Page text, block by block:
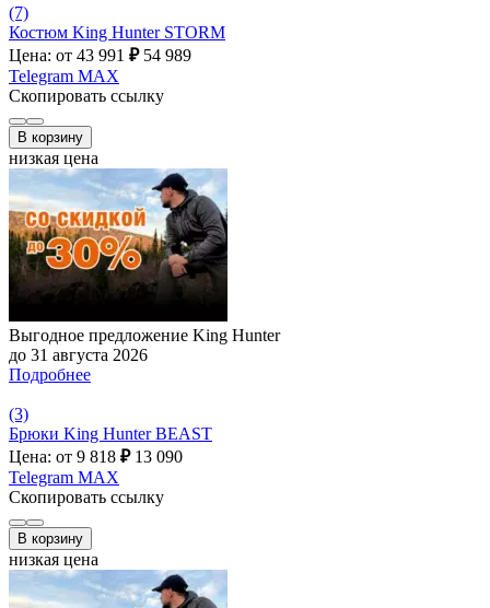
(7)
Костюм King Hunter STORM
Цена: от 43 991 ₽ 54 989
Telegram MAX
Скопировать ссылку
В корзину
низкая цена
Выгодное предложение King Hunter
до 31 августа 2026
Подробнее
(3)
Брюки King Hunter BEAST
Цена: от 9 818 ₽ 13 090
Telegram MAX
Скопировать ссылку
В корзину
низкая цена